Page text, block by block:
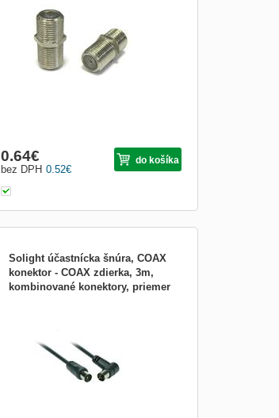
0.52€
bez DPH
0.64€ do košíka
Solight účastnícka šnúra, COAX
konektor - COAX zdierka, 3m,
kombinované konektory, priemer